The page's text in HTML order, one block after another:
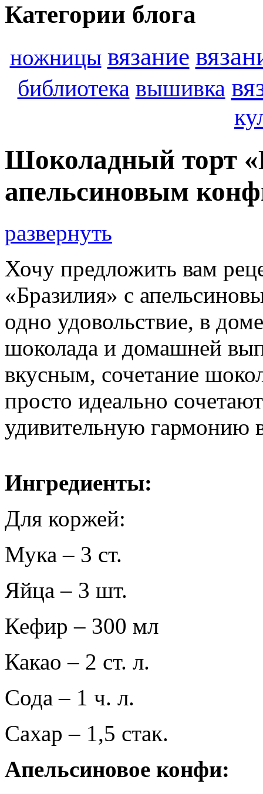
Категории блога
ножницы вязание
библиотека вышивка
Шоколадный торт
апельсиновым
развернуть
Хочу предложить вам
«Бразилия» с
одно удовольствие, в
шоколада и домашней
вкусным, сочетание
просто идеально
удивительную гармонию
Ингредиенты:
Для коржей:
Мука – 3 ст.
Яйца – 3 шт.
Кефир – 300 мл
Какао – 2 ст. л.
Сода – 1 ч. л.
Сахар – 1,5 стак.
Апельсиновое конфи: